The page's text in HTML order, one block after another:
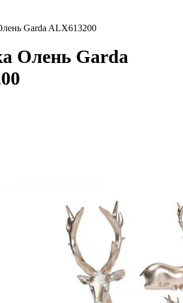
Garda ALX613200
Олень Garda